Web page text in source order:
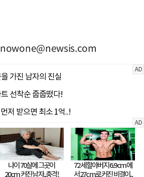
nowone@newsis.com